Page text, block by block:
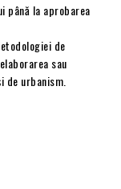
până la aprobarea
de
sau
urbanism.